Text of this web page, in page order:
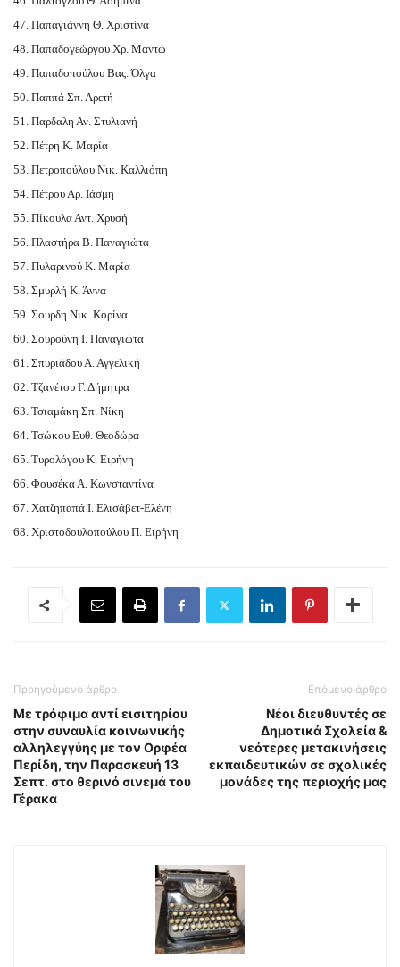
47. Παπαγιάννη Θ. Χριστίνα
48. Παπαδογεώργου Χρ. Μαντώ
49. Παπαδοπούλου Βας. Όλγα
50. Παππά Σπ. Αρετή
51. Παρδαλη Αν. Στυλιανή
52. Πέτρη Κ. Μαρία
53. Πετροπούλου Νικ. Καλλιόπη
54. Πέτρου Αρ. Ιάσμη
55. Πίκουλα Αντ. Χρυσή
56. Πλαστήρα Β. Παναγιώτα
57. Πυλαρινού Κ. Μαρία
58. Σμυρλή Κ. Άννα
59. Σουρδη Νικ. Κορίνα
60. Σουρούνη Ι. Παναγιώτα
61. Σπυριάδου Α. Αγγελική
62. Τζανέτου Γ. Δήμητρα
63. Τσιαμάκη Σπ. Νίκη
64. Τσώκου Ευθ. Θεοδώρα
65. Τυρολόγου Κ. Ειρήνη
66. Φουσέκα Α. Κωνσταντίνα
67. Χατζηπαπά Ι. Ελισάβετ-Ελένη
68. Χριστοδουλοπούλου Π. Ειρήνη
Προηγούμενο άρθρο
Με τρόφιμα αντί εισιτηρίου
στην συναυλία κοινωνικής
αλληλεγγύης με τον Ορφέα
Περίδη, την Παρασκευή 13
Σεπτ. στο θερινό σινεμά του
Γέρακα
Επόμενο άρθρο
Νέοι διευθυντές σε
Δημοτικά Σχολεία &
νεότερες μετακινήσεις
εκπαιδευτικών σε σχολικές
μονάδες της περιοχής μας